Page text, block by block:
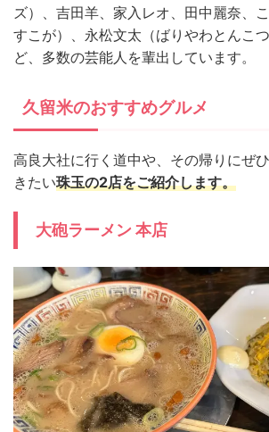
ズ）、吉田羊、家入レオ、田中麗奈、
すこが）、永松文太（ばりやわとんこ
ど、多数の芸能人を輩出しています。
久留米のおすすめグルメ
高良大社に行く道中や、その帰りにぜ
きたい珠玉の2店をご紹介します。
大砲ラーメン 本店